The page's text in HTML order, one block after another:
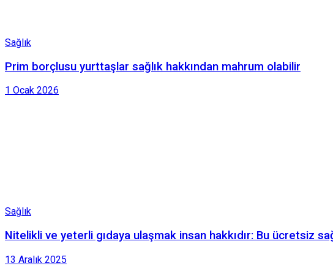
Sağlık
Prim borçlusu yurttaşlar sağlık hakkından mahrum olabilir
1 Ocak 2026
Sağlık
Nitelikli ve yeterli gıdaya ulaşmak insan hakkıdır: Bu ücretsiz
13 Aralık 2025